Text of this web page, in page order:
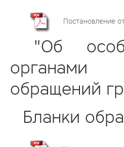
Постановление
"Об
органами
обращений
Бланки